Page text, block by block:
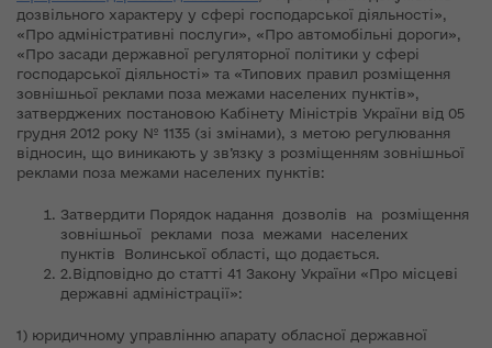
дозвільного характеру у сфері господарської діяльності»,
«Про адміністративні послуги», «Про автомобільні дороги»,
«Про засади державної регуляторної політики у сфері
господарської діяльності» та «Типових правил розміщення
зовнішньої реклами поза межами населених пунктів»,
затверджених постановою Кабінету Міністрів України від 05
грудня 2012 року № 1135 (зі змінами), з метою регулювання
відносин, що виникають у зв’язку з розміщенням зовнішньої
реклами поза межами населених пунктів:
Затвердити Порядок надання дозволів на розміщення
зовнішньої реклами поза межами населених
пунктів Волинської області, що додається.
2.Відповідно до статті 41 Закону України «Про місцеві
державні адміністрації»:
1) юридичному управлінню апарату обласної державної